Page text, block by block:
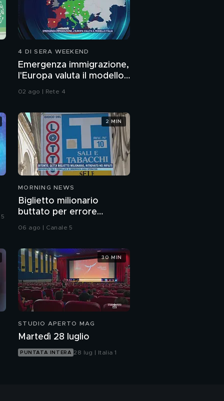
4 DI SERA WEEKEND
Emergenza immigrazione,
l'Europa valuta il modello
02 ago | Rete 4
MORNING NEWS
Biglietto milionario
buttato per errore
nell'immondizia
06 ago | Canale 5
2 MIN
STUDIO APERTO MAG
Martedì 28 luglio
PUNTATA INTERA 28 lug | Italia 1
30 MIN